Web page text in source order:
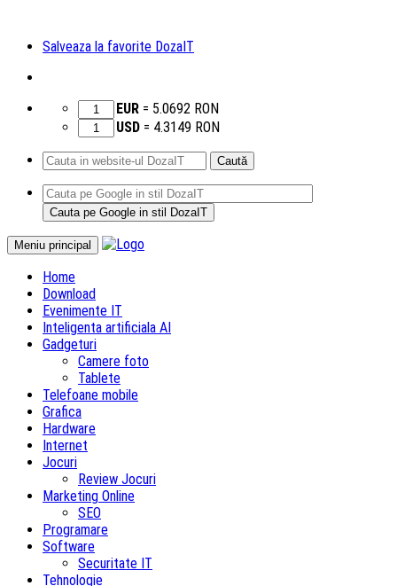
Salveaza la favorite DozaIT
EUR = 5.0692 RON
USD = 4.3149 RON
Caută
după:
Meniu principal
Sari
Home
Download
Evenimente IT
Inteligenta artificiala AI
Gadgeturi
Camere foto
Tablete
Telefoane mobile
Grafica
Hardware
Internet
Jocuri
Review Jocuri
Marketing Online
SEO
Programare
Software
Securitate IT
Tehnologie